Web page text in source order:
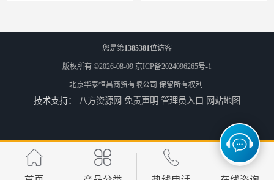
建筑五金材料供应配送 一站式五金材料供应商 脸盆冷热水龙头批发商 水龙头冷热洗脸盆池 全城配送
您是第1385381位访客
版权所有 ©2026-08-09 京ICP备2024096265号-1
北京华泰恒昌商贸有限公司 保留所有权利.
技术支持： 八方资源网 免责声明 管理员入口 网站地图